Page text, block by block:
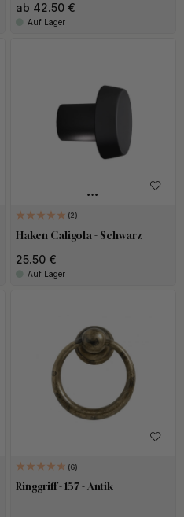
ab 42.50 €
Auf Lager
2
Haken Caligola - Schwarz
25.50 €
Auf Lager
6
Ringgriff - 157 - Antik